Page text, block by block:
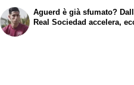
Aguerd è già sfumato?
Real Sociedad accelera,